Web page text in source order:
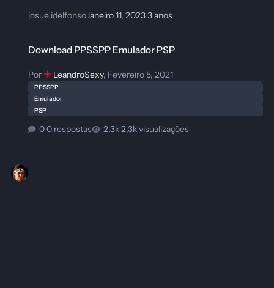
josue.idelfonsoJaneiro 11, 20233 anos
Download PPSSPP Emulador PSP
Por LeandroSexy, Fevereiro 5, 2021
PPSSPP
Emulador
PSP
0 respostas 2,3k visualizações